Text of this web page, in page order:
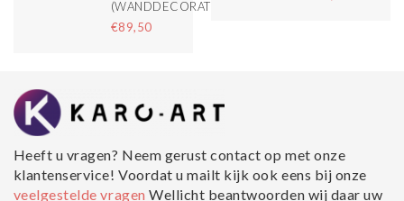
(WANDDECORATIE)
€89,50
Heeft u vragen? Neem gerust contact op met onze
klantenservice! Voordat u mailt kijk ook eens bij onze
veelgestelde vragenWellicht beantwoorden wij daar uw